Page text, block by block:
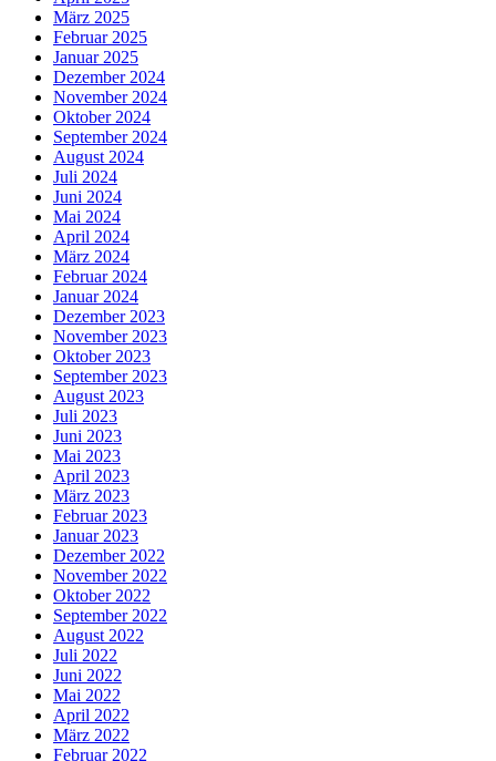
März 2025
Februar 2025
Januar 2025
Dezember 2024
November 2024
Oktober 2024
September 2024
August 2024
Juli 2024
Juni 2024
Mai 2024
April 2024
März 2024
Februar 2024
Januar 2024
Dezember 2023
November 2023
Oktober 2023
September 2023
August 2023
Juli 2023
Juni 2023
Mai 2023
April 2023
März 2023
Februar 2023
Januar 2023
Dezember 2022
November 2022
Oktober 2022
September 2022
August 2022
Juli 2022
Juni 2022
Mai 2022
April 2022
März 2022
Februar 2022